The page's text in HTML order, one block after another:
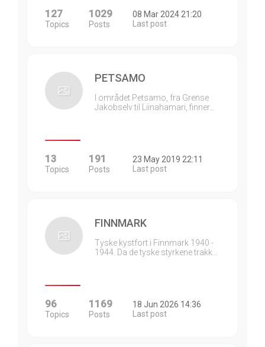
127
Topics
1029
Posts
08 Mar 2024 21:20
Last post
PETSAMO
I området Petsamo, fra Grense
Jakobselv til Liinahamari, finner…
13
Topics
191
Posts
23 May 2019 22:11
Last post
FINNMARK
Tyske kystfort i Finnmark 1940 -
1944. Da de tyske styrkene trakk…
96
Topics
1169
Posts
18 Jun 2026 14:36
Last post